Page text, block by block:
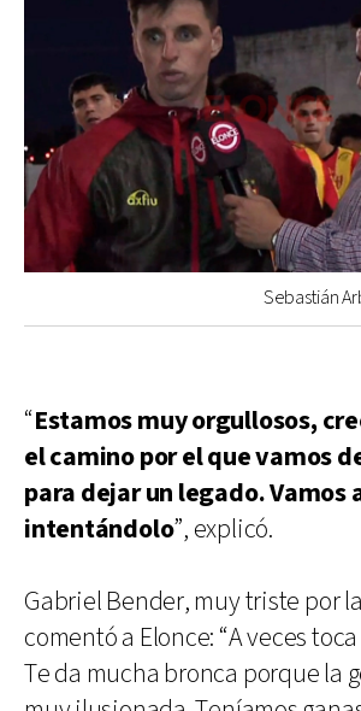
Sebastián
“Estamos muy orgullosos,
el camino por el que vamos
para dejar un legado. Vamos
intentándolo”, explicó.
Gabriel Bender, muy triste por
comentó a Elonce: “A veces
Te da mucha bronca porque la